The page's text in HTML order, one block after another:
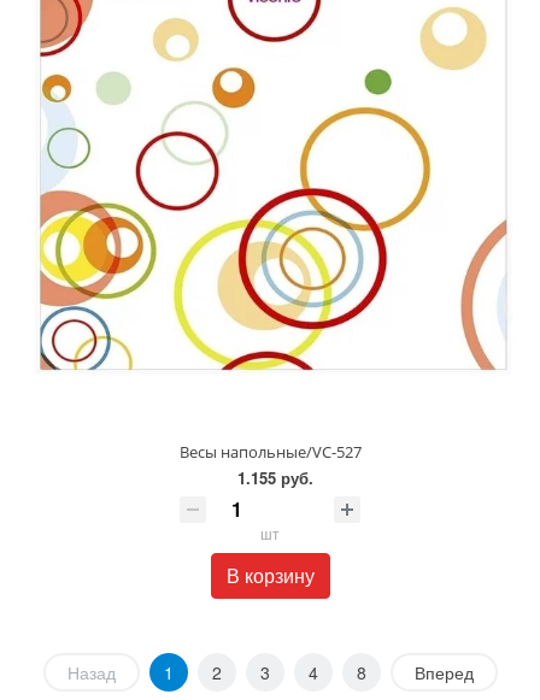
Весы напольные/VC-527
1.155 руб.
шт
В корзину
Назад 1 2 3 4 8 Вперед